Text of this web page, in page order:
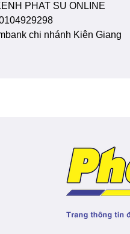
PHAT SU ONLINE
chi nhánh Kiên Giang